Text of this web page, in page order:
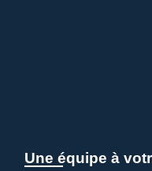
Une équipe à